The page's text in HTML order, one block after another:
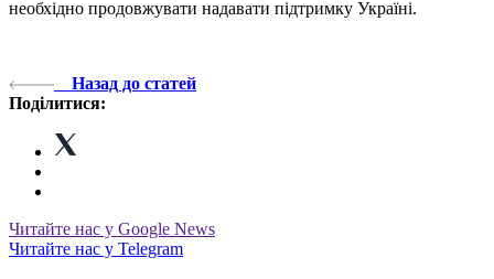
необхідно продовжувати надавати підтримку Україні.
Назад до статей
Поділитися:
Читайте нас у Google News
Читайте нас у Telegram